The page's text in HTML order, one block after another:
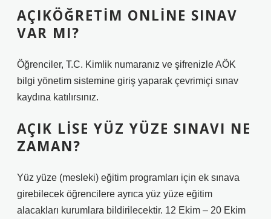
AÇIKÖĞRETIM ONLINE SINAV
VAR MI?
Öğrenciler, T.C. Kimlik numaranız ve şifrenizle AÖK
bilgi yönetim sistemine giriş yaparak çevrimiçi sınav
kaydına katılırsınız.
AÇIK LISE YÜZ YÜZE SINAVI NE
ZAMAN?
Yüz yüze (mesleki) eğitim programları için ek sınava
girebilecek öğrencilere ayrıca yüz yüze eğitim
alacakları kurumlara bildirilecektir. 12 Ekim – 20 Ekim